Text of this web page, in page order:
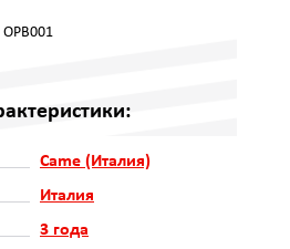
Came (Италия)
Италия
3 года